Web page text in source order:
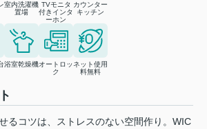
室内洗濯機
置場
TVモニタ
付きインタ
ーホン
カウンター
キッチン
浴室乾燥機オートロッ
ク
ネット使用
料無料
るコツは、ストレスのない空間作り。WIC